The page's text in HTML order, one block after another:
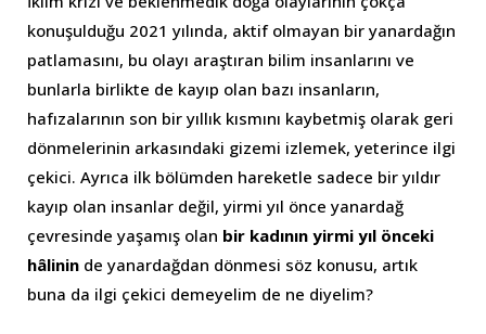
konuşulduğu 2021 yılında, aktif olmayan bir yanardağın
patlamasını, bu olayı araştıran bilim insanlarını ve
bunlarla birlikte de kayıp olan bazı insanların,
hafızalarının son bir yıllık kısmını kaybetmiş olarak geri
dönmelerinin arkasındaki gizemi izlemek, yeterince ilgi
çekici. Ayrıca ilk bölümden hareketle sadece bir yıldır
kayıp olan insanlar değil, yirmi yıl önce yanardağ
çevresinde yaşamış olan bir kadının yirmi yıl önceki
hâlinin de yanardağdan dönmesi söz konusu, artık
buna da ilgi çekici demeyelim de ne diyelim?